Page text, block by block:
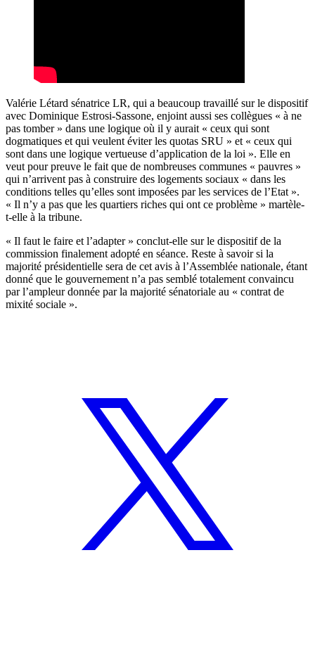
Valérie Létard sénatrice LR, qui a beaucoup travaillé sur le dispositif
avec Dominique Estrosi-Sassone, enjoint aussi ses collègues « à ne
pas tomber » dans une logique où il y aurait « ceux qui sont
dogmatiques et qui veulent éviter les quotas SRU » et « ceux qui
sont dans une logique vertueuse d’application de la loi ». Elle en
veut pour preuve le fait que de nombreuses communes « pauvres »
qui n’arrivent pas à construire des logements sociaux « dans les
conditions telles qu’elles sont imposées par les services de l’Etat ».
« Il n’y a pas que les quartiers riches qui ont ce problème » martèle-
t-elle à la tribune.
« Il faut le faire et l’adapter » conclut-elle sur le dispositif de la
commission finalement adopté en séance. Reste à savoir si la
majorité présidentielle sera de cet avis à l’Assemblée nationale, étant
donné que le gouvernement n’a pas semblé totalement convaincu
par l’ampleur donnée par la majorité sénatoriale au « contrat de
mixité sociale ».